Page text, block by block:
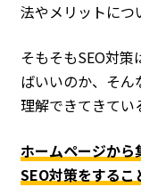
法やメリットにつ
そもそもSEO対
ばいいのか、そん
理解できてきてい
ホームページから
SEO対策をするこ